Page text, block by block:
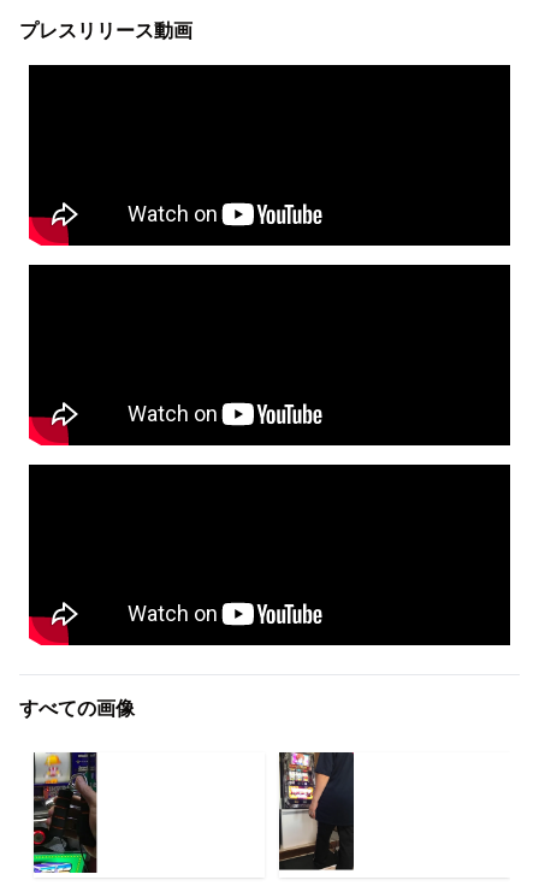
プレスリリース動画
すべての画像